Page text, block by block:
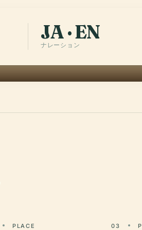
JA · EN
ナレーション
PLACE 03